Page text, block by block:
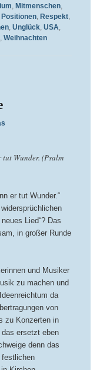
, Mitmenschen,
Positionen, Respekt,
, Unglück, USA,
, Weihnachten
tut Wunder. (Psalm
er tut Wunder.“
Lied“? Das
in großer Runde
und Musiker
zu machen und
da
von
zu Konzerten in
ersetzt eben
denn das